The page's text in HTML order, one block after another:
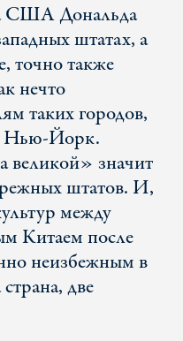
США Дональда
штатах, а
точно также
нечто
таких городов,
Нью-Йорк.
великой» значит
штатов. И,
между
Китаем после
неизбежным в
две